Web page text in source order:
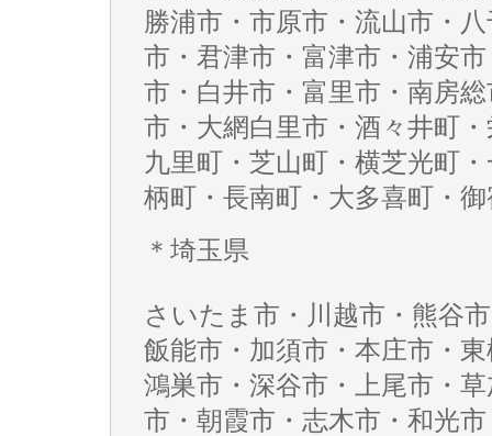
勝浦市・市原市・流山市・
市・君津市・富津市・浦安
市・白井市・富里市・南房
市・大網白里市・酒々井町
九里町・芝山町・横芝光町
柄町・長南町・大多喜町・
＊埼玉県
さいたま市・川越市・熊谷
飯能市・加須市・本庄市・
鴻巣市・深谷市・上尾市・
市・朝霞市・志木市・和光